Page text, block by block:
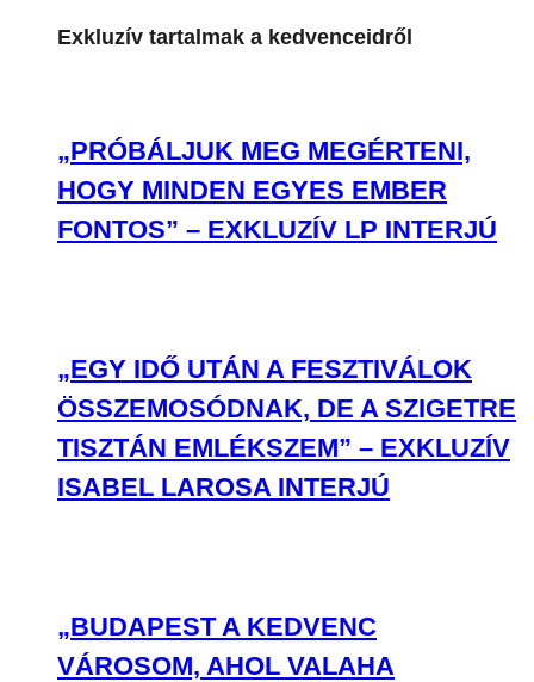
Exkluzív tartalmak a kedvenceidről
„PRÓBÁLJUK MEG MEGÉRTENI,
HOGY MINDEN EGYES EMBER
FONTOS” – EXKLUZÍV LP INTERJÚ
„EGY IDŐ UTÁN A FESZTIVÁLOK
ÖSSZEMOSÓDNAK, DE A SZIGETRE
TISZTÁN EMLÉKSZEM” – EXKLUZÍV
ISABEL LAROSA INTERJÚ
„BUDAPEST A KEDVENC
VÁROSOM, AHOL VALAHA